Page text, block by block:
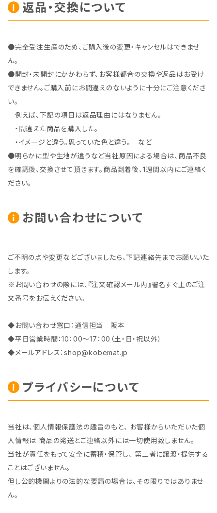
返品・交換について
●完全受注生産のため、ご購入後の変更・キャンセルはできませ
ん。
●開封・未開封にかかわらず、お客様都合の交換や返品はお受け
できません。ご購入前にお間違えのないように十分にご注意くださ
い。
例えば、下記の項目は返品理由にはなりません。
・間違えた商品を購入した。
・イメージと違う。思っていた色と違う。 など
●明らかに型や生地が違うなど当社原因による場合は、商品不良
を確認後、交換させて頂きます。商品到着後、1週間以内にご連絡く
ださい。
お問い合わせについて
ご不明の点や変更などございましたら、下記連絡先までお願いいた
します。
※お問い合わせの際には、『注文確認メール内』署名すぐ上のご注
文番号をお伝えください。
◆お問い合わせ窓口：通信担当 阪本
◆平日営業時間：10：00～17：00（土・日・祝以外）
◆メールアドレス：shop@kobemat.jp
プライバシーについて
当社は、個人情報保護法の趣旨のもと、 お客様からいただいた個
人情報は 商品の発送とご連絡以外には一切使用致しません。
当社が責任をもって安全に蓄積・保管し、 第三者に譲渡・提供する
ことはございません。
但し公的機関よりの法的な要請の場合は、その限りではありませ
ん。